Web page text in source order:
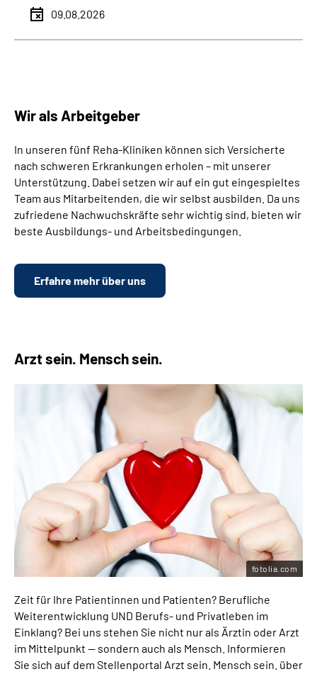
09.08.2026
Wir als Arbeitgeber
In unseren fünf Reha-Kliniken können sich Versicherte
nach schweren Erkrankungen erholen – mit unserer
Unterstützung. Dabei setzen wir auf ein gut eingespieltes
Team aus Mitarbeitenden, die wir selbst ausbilden. Da uns
zufriedene Nachwuchskräfte sehr wichtig sind, bieten wir
beste Ausbildungs- und Arbeitsbedingungen.
Erfahre mehr über uns
Arzt sein. Mensch sein.
Zeit für Ihre Patientinnen und Patienten? Berufliche
Weiterentwicklung UND Berufs- und Privatleben im
Einklang? Bei uns stehen Sie nicht nur als Ärztin oder Arzt
im Mittelpunkt — sondern auch als Mensch. Informieren
Sie sich auf dem Stellenportal Arzt sein. Mensch sein. über
fotolia.com